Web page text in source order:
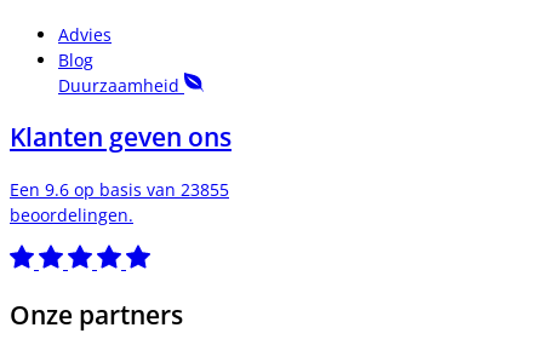
Advies
Blog
Duurzaamheid
Klanten geven ons
Een 9.6 op basis van 23855
beoordelingen.
Onze partners